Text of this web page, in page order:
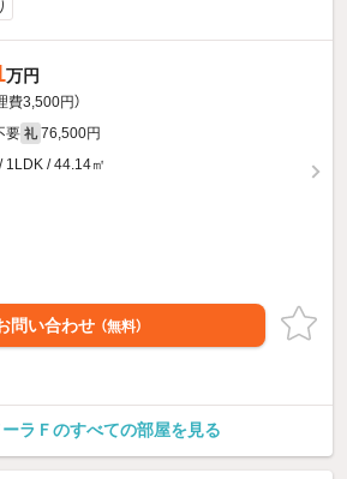
万円
費3,500円）
要 礼 76,500円
1LDK / 44.14㎡
問い合わせ （無料）
ーラＦのすべての部屋を見る